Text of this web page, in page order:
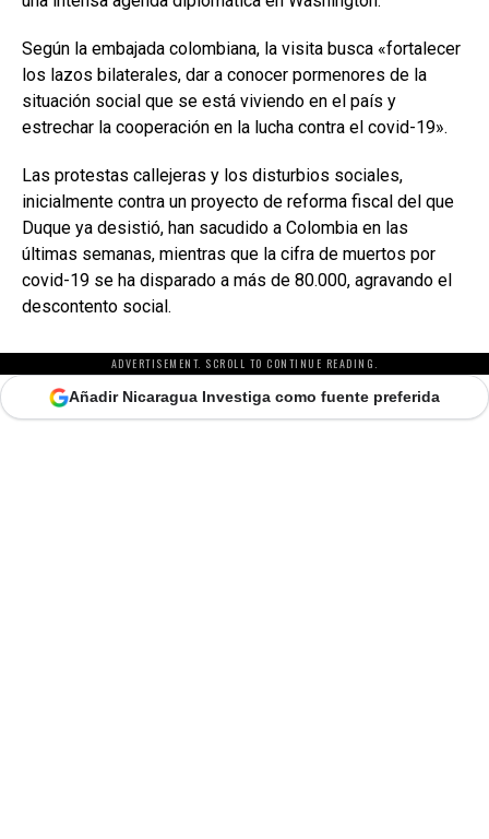
Según la embajada colombiana, la visita busca «fortalecer
los lazos bilaterales, dar a conocer pormenores de la
situación social que se está viviendo en el país y
estrechar la cooperación en la lucha contra el covid-19».
Las protestas callejeras y los disturbios sociales,
inicialmente contra un proyecto de reforma fiscal del que
Duque ya desistió, han sacudido a Colombia en las
últimas semanas, mientras que la cifra de muertos por
covid-19 se ha disparado a más de 80.000, agravando el
descontento social.
ADVERTISEMENT. SCROLL TO CONTINUE READING.
Añadir Nicaragua Investiga como fuente preferida